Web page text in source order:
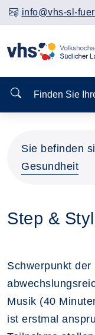
info@vhs-sl-
Finden Sie Ihre
Sie befinden
Gesundheit
Step &
Schwerpunkt der
Musik (40
ist erstmal